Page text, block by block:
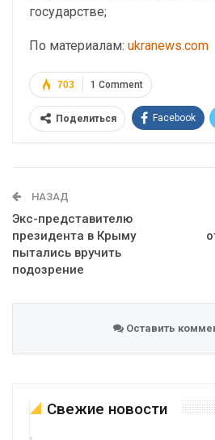
государстве;
По материалам: ukranews.com
1 Comment
703
Поделиться Facebook
НАЗАД
Экс-представителю
президента в Крыму
пытались вручить
подозрение
Оставить
Свежие новости